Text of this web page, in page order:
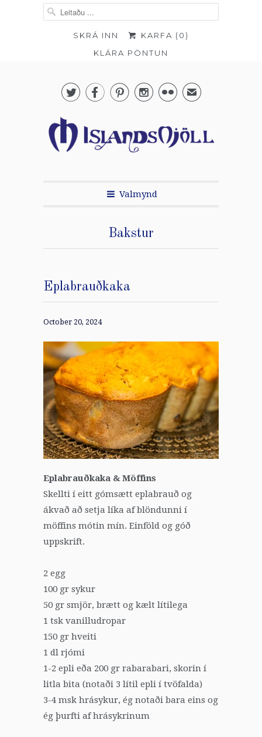
SKRÁ INN KARFA (0)
KLÁRA PÖNTUN
     ✉
Valmynd
Bakstur
Eplabrauðkaka
October 20, 2024
Eplabrauðkaka & Möffins
Skellti í eitt gómsætt eplabrauð og
ákvað að setja líka af blöndunni í
möffins mótin mín. Einföld og góð
uppskrift.
2 egg
100 gr sykur
50 gr smjör, brætt og kælt lítilega
1 tsk vanilludropar
150 gr hveiti
1 dl rjómi
1-2 epli eða 200 gr rabarabari, skorin í
litla bita (notaði 3 lítil epli í tvöfalda)
3-4 msk hrásykur, ég notaði bara eins og
ég þurfti af hrásykrinum